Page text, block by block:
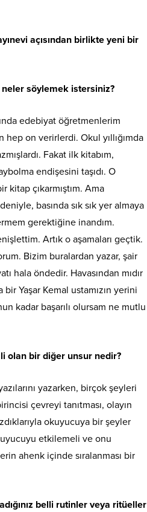
açısından birlikte yeni bir
söylemek istersiniz?
edebiyat öğretmenlerim
hep on verirlerdi. Okul yıllığımda
Fakat ilk kitabım,
endişesini taşıdı. O
çıkarmıştım. Ama
basında sık sık yer almaya
gerektiğine inandım.
Artık o aşamaları geçtik.
Bizim buralardan yazar, şair
hala öndedir. Havasından mıdır
Yaşar Kemal ustamızın yerini
kadar başarılı olursam ne mutlu
olan bir diğer unsur nedir?
yazarken, birçok şeyleri
çevreyi tanıtması, olayın
okuyucuya bir şeyler
etkilemeli ve onu
ahenk içinde sıralanması bir
belli rutinler veya ritüeller